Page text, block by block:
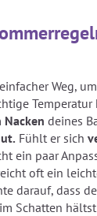
Weg,
Temperatur
deines
Fühlt er sich
ein paar
oft ein
darauf, dass
Schatten